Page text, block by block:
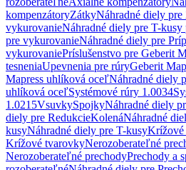
kompenzátoryZátkyNáhradné diely pre
vykurovanieNáhradné diely pre T-
pre vykurovanieNáhradné diely pre
vykurovaniePríslušenstvo pre Geberit
tesneniaUpevnenia pre rúryGeberit
Mapress uhlíková oceľNáhradné diely
uhlíková oceľSystémové rúry 1.0034
1.0215VsuvkySpojkyNáhradné diely
diely pre RedukcieKolenáNáhradné
kusyNáhradné diely pre T-kusy
Krížové tvarovkyNerozoberateľné
Nerozoberateľné prechodyPrechody a